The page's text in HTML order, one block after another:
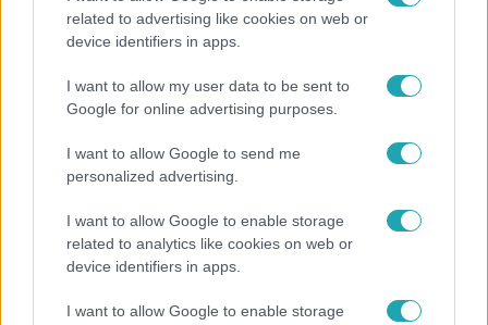
related to advertising like cookies on web or
device identifiers in apps.
I want to allow my user data to be sent to
Google for online advertising purposes.
I want to allow Google to send me
personalized advertising.
I want to allow Google to enable storage
related to analytics like cookies on web or
device identifiers in apps.
I want to allow Google to enable storage
Ennek a 3 csillagjegynek váratlan sikereket hozhat